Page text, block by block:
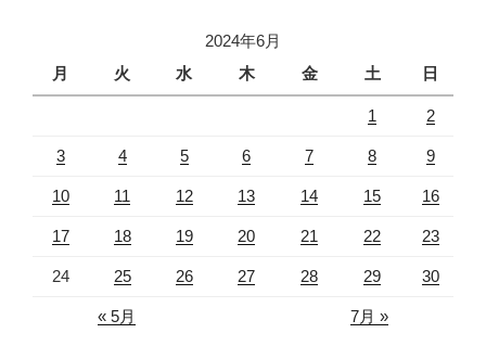
2024年6月
月
火 水 木 金 土 日
1 2
3 4 5 6 7 8 9
10 11 12 13 14 15 16
17 18 19 20 21 22 23
24 25 26 27 28 29 30
« 5月 7月 »